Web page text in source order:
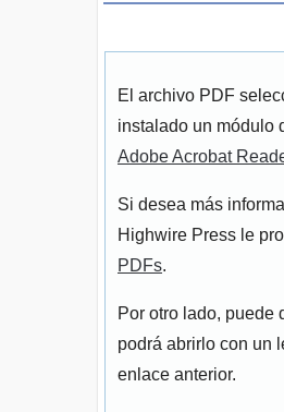
El archivo PDF
instalado un módulo
Adobe Acrobat
Si desea más
Highwire Press le
PDFs.
Por otro lado, puede
podrá abrirlo con un
enlace anterior.